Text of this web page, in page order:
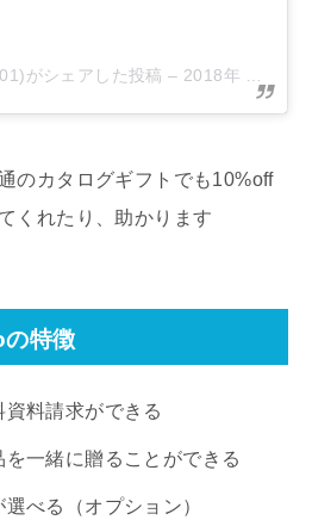
がシェアした投稿 – 2018年 7月月27日午前4時42分PDT
のカタログギフトでも10%off
くれたり、助かります
特徴
料請求ができる
一緒に贈ることができる
べる（オプション）